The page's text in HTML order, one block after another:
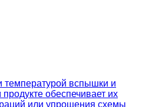
температурой вспышки и
обеспечивает их
или упрощения схемы